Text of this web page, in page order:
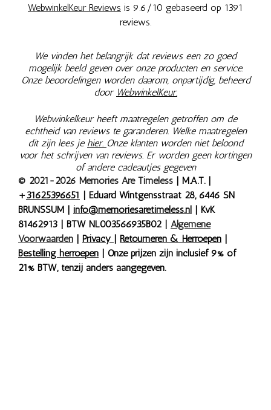
WebwinkelKeur Reviews is 9.6/10 gebaseerd op 1391
reviews.
We vinden het belangrijk dat reviews een zo goed
mogelijk beeld geven over onze producten en service.
Onze beoordelingen worden daarom, onpartijdig, beheerd
door WebwinkelKeur.
Webwinkelkeur heeft maatregelen getroffen om de
echtheid van reviews te garanderen. Welke maatregelen
dit zijn lees je hier. Onze klanten worden niet beloond
voor het schrijven van reviews. Er worden geen kortingen
of andere cadeautjes gegeven
© 2021-2026 Memories Are Timeless | M.A.T. |
+31625396651
| Eduard Wintgensstraat 28, 6446 SN
BRUNSSUM | info@memoriesaretimeless.nl
| KvK
81462913 | BTW NL003566935B02
Algemene
Voorwaarden
Privacy Retourneren & Herroepen
Bestelling herroepen | Onze prijzen zijn inclusief 9% of
21% BTW, tenzij anders aangegeven.